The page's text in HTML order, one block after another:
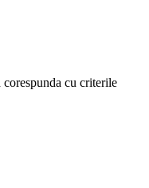
cu criterile